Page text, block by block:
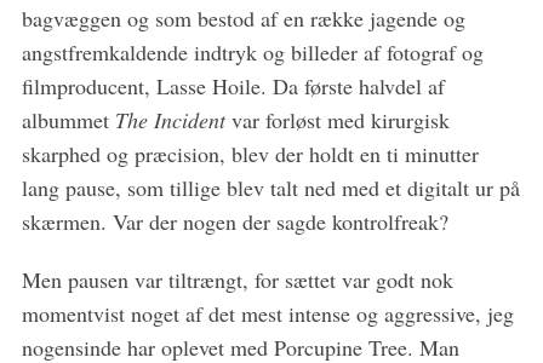
bagvæggen og som bestod af en række jagende og
angstfremkaldende indtryk og billeder af fotograf og
filmproducent, Lasse Hoile. Da første halvdel af
albummet The Incidentvar forløst med kirurgisk
skarphed og præcision, blev der holdt en ti minutter
lang pause, som tillige blev talt ned med et digitalt ur på
skærmen. Var der nogen der sagde kontrolfreak?
Men pausen var tiltrængt, for sættet var godt nok
momentvist noget af det mest intense og aggressive, jeg
nogensinde har oplevet med Porcupine Tree. Man